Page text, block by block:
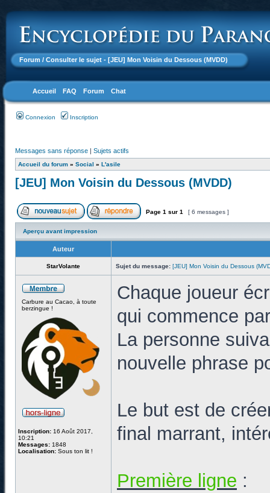
Forum / Consulter le sujet - [JEU] Mon Voisin du Dessous (MVDD)
Accueil FAQ Forum Chat
Connexion Inscription
Messages sans réponse | Sujets actifs
Accueil du forum » Social » L'asile
[JEU] Mon Voisin du Dessous (MVDD)
Page 1 sur 1 [ 6 messages ]
Aperçu avant impression
Auteur
StarVolante Sujet du message: [JEU] Mon Voisin du Dessous
Carbure au Cacao, à toute
berzingue !
Inscription: 16 Août 2017,
10:21
Messages: 1848
Localisation: Sous ton lit !
Chaque joueur
qui commence
La personne
nouvelle phrase
Le but est de
final marrant,
Première ligne :